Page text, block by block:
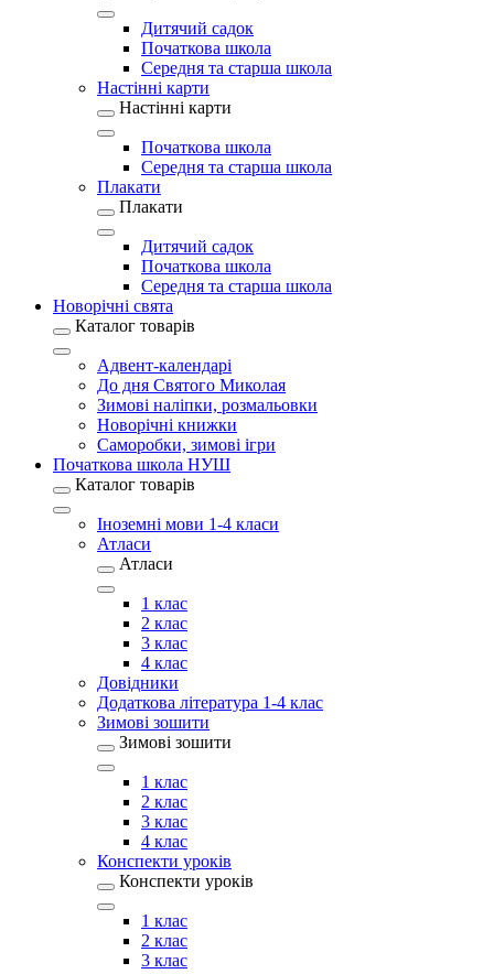
Дитячий садок
Початкова школа
Середня та старша школа
Настінні карти
Настінні карти
Початкова школа
Середня та старша школа
Плакати
Плакати
Дитячий садок
Початкова школа
Середня та старша школа
Новорічні свята
Каталог товарів
Адвент-календарі
До дня Святого Миколая
Зимові наліпки, розмальовки
Новорічні книжки
Саморобки, зимові ігри
Початкова школа НУШ
Каталог товарів
Іноземні мови 1-4 класи
Атласи
Атласи
1 клас
2 клас
3 клас
4 клас
Довідники
Додаткова література 1-4 клас
Зимові зошити
Зимові зошити
1 клас
2 клас
3 клас
4 клас
Конспекти уроків
Конспекти уроків
1 клас
2 клас
3 клас